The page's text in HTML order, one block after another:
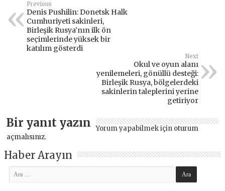
Previous
Denis Pushilin: Donetsk Halk
Cumhuriyeti sakinleri,
Birleşik Rusya’nın ilk ön
seçimlerinde yüksek bir
katılım gösterdi
Next
Okul ve oyun alanı
yenilemeleri, gönüllü desteği:
Birleşik Rusya, bölgelerdeki
sakinlerin taleplerini yerine
getiriyor
Bir yanıt yazın Yorum yapabilmek için oturum
açmalısınız.
Haber Arayın